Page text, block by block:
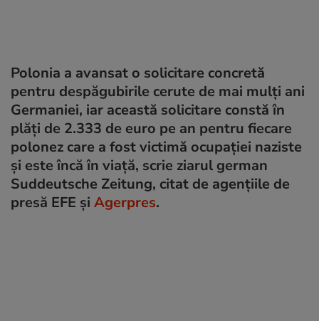
Polonia a avansat o solicitare concretă
pentru despăgubirile cerute de mai mulți ani
Germaniei, iar această solicitare constă în
plăți de 2.333 de euro pe an pentru fiecare
polonez care a fost victimă ocupației naziste
și este încă în viață, scrie ziarul german
Suddeutsche Zeitung, citat de agențiile de
presă EFE și Agerpres.